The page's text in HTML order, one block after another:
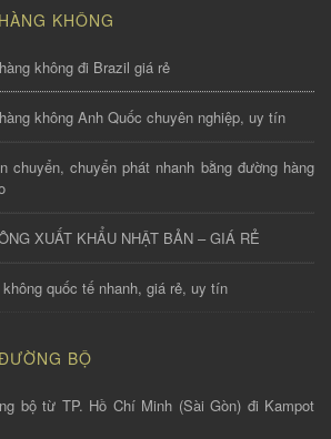
KHÔNG
không đi Brazil giá rẻ
không Anh Quốc chuyên nghiệp, uy tín
chuyển, chuyển phát nhanh bằng đường hàng
XUẤT KHẨU NHẬT BẢN – GIÁ RẺ
quốc tế nhanh, giá rẻ, uy tín
BỘ
bộ từ TP. Hồ Chí Minh (Sài Gòn) đi Kampot